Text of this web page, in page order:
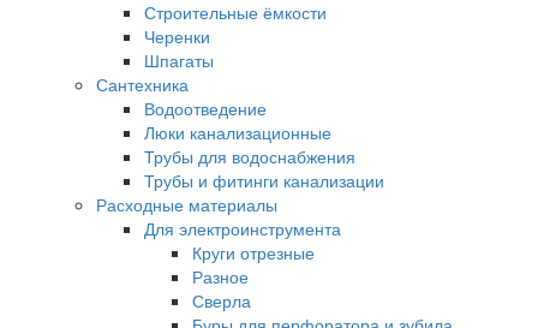
Строительные ёмкости
Черенки
Шпагаты
Сантехника
Водоотведение
Люки канализационные
Трубы для водоснабжения
Трубы и фитинги канализации
Расходные материалы
Для электроинструмента
Круги отрезные
Разное
Сверла